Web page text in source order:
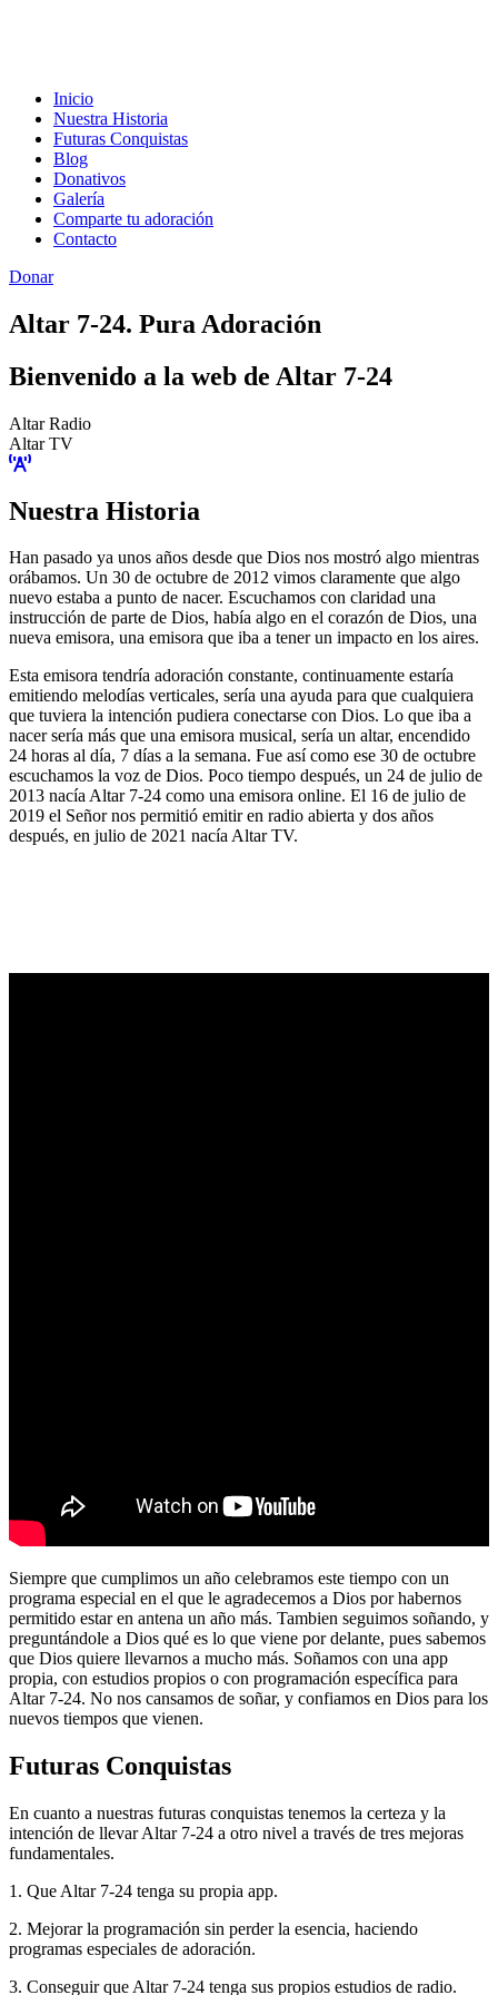
Inicio
Nuestra Historia
Futuras Conquistas
Blog
Donativos
Galería
Comparte tu adoración
Contacto
Donar
Altar 7-24. Pura Adoración
Bienvenido a la web de Altar 7-24
Altar Radio
Altar TV
Nuestra Historia
Han pasado ya unos años desde que Dios nos mostró algo mientras
orábamos. Un 30 de octubre de 2012 vimos claramente que algo
nuevo estaba a punto de nacer. Escuchamos con claridad una
instrucción de parte de Dios, había algo en el corazón de Dios, una
nueva emisora, una emisora que iba a tener un impacto en los aires.
Esta emisora tendría adoración constante, continuamente estaría
emitiendo melodías verticales, sería una ayuda para que cualquiera
que tuviera la intención pudiera conectarse con Dios. Lo que iba a
nacer sería más que una emisora musical, sería un altar, encendido
24 horas al día, 7 días a la semana. Fue así como ese 30 de octubre
escuchamos la voz de Dios. Poco tiempo después, un 24 de julio de
2013 nacía Altar 7-24 como una emisora online. El 16 de julio de
2019 el Señor nos permitió emitir en radio abierta y dos años
después, en julio de 2021 nacía Altar TV.
Siempre que cumplimos un año celebramos este tiempo con un
programa especial en el que le agradecemos a Dios por habernos
permitido estar en antena un año más. Tambien seguimos soñando, y
preguntándole a Dios qué es lo que viene por delante, pues sabemos
que Dios quiere llevarnos a mucho más. Soñamos con una app
propia, con estudios propios o con programación específica para
Altar 7-24. No nos cansamos de soñar, y confiamos en Dios para los
nuevos tiempos que vienen.
Futuras Conquistas
En cuanto a nuestras futuras conquistas tenemos la certeza y la
intención de llevar Altar 7-24 a otro nivel a través de tres mejoras
fundamentales.
1. Que Altar 7-24 tenga su propia app.
2. Mejorar la programación sin perder la esencia, haciendo
programas especiales de adoración.
3. Conseguir que Altar 7-24 tenga sus propios estudios de radio.